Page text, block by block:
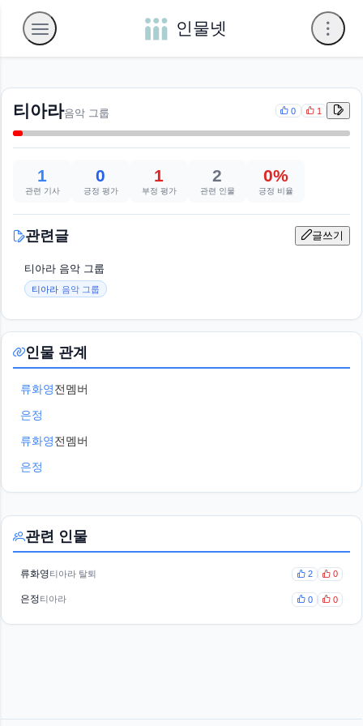
인물넷
티아라음악 그룹 0 1
1
관련 기사
0
긍정 평가
1
부정 평가
2
관련 인물
0%
긍정 비율
관련글 글쓰기
티아라 음악 그룹
티아라 음악 그룹
인물 관계
류화영전멤버
은정
류화영전멤버
은정
관련 인물
류화영티아라 탈퇴 2 0
은정티아라 0 0